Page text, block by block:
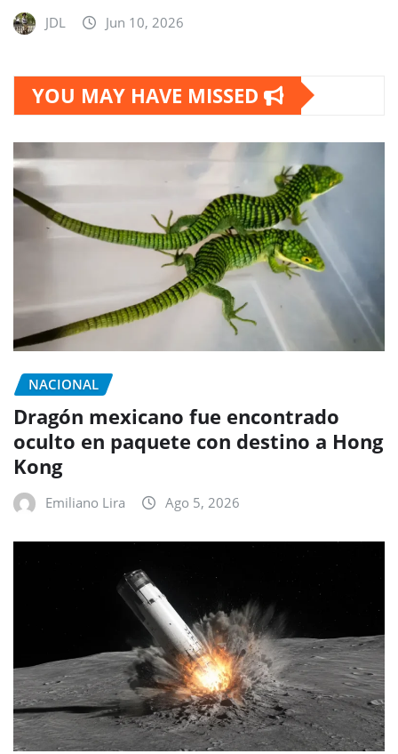
JDL Jun 10, 2026
YOU MAY HAVE MISSED
NACIONAL
Dragón mexicano fue encontrado
oculto en paquete con destino a Hong
Kong
Emiliano Lira Ago 5, 2026